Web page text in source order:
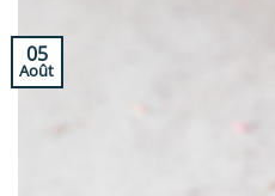
05
Août